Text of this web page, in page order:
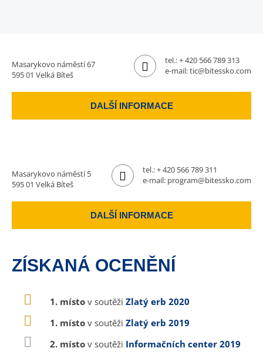
Masarykovo náměstí 67
595 01 Velká Bíteš
tel.:+ 420 566 789 313
e-mail:tic@bitessko.com
DALŠÍ INFORMACE
Masarykovo náměstí 5
595 01 Velká Bíteš
tel.:+ 420 566 789 311
e-mail: program@bitessko.com
DALŠÍ INFORMACE
ZÍSKANÁ OCENĚNÍ
1. místo v soutěži Zlatý erb 2020
1. místo v soutěži Zlatý erb 2019
2. místo v soutěži Informačních center 2019